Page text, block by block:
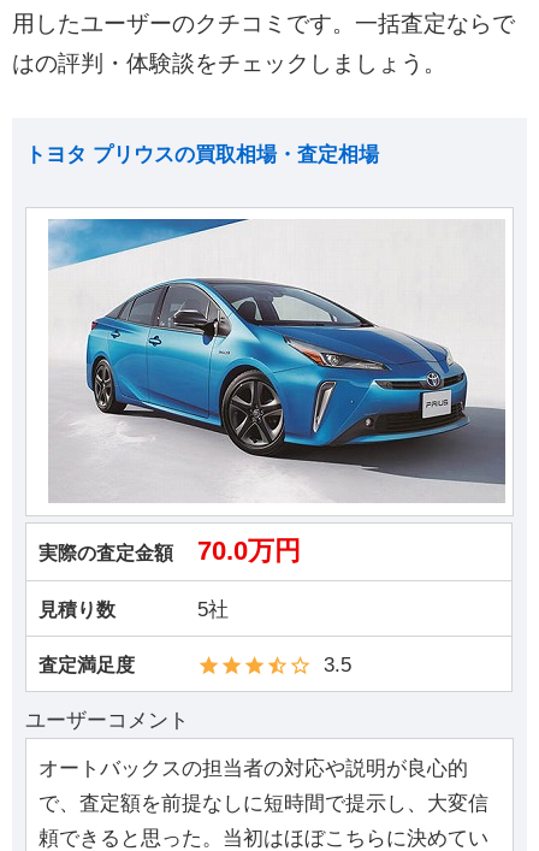
用したユーザーのクチコミです。一括査定ならで
はの評判・体験談をチェックしましょう。
トヨタ プリウスの買取相場・査定相場
実際の査定金額 70.0万円
見積り数 5社
査定満足度 3.5
ユーザーコメント
オートバックスの担当者の対応や説明が良心的
で、査定額を前提なしに短時間で提示し、大変信
頼できると思った。当初はほぼこちらに決めてい